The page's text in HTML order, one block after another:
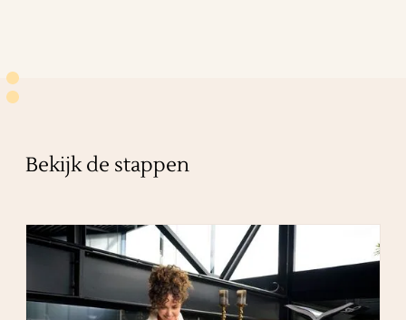
Bekijk de stappen